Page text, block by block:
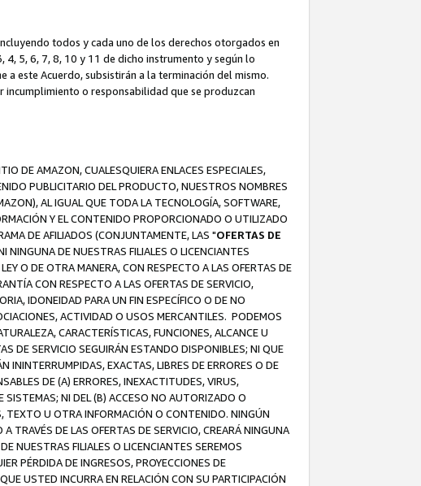
todos y cada uno de los derechos otorgados en
5, 6, 7, 8, 10 y 11 de dicho instrumento y según lo
este Acuerdo, subsistirán a la terminación del mismo.
incumplimiento o responsabilidad que se produzcan
DE AMAZON, CUALESQUIERA ENLACES ESPECIALES,
PUBLICITARIO DEL PRODUCTO, NUESTROS NOMBRES
AL IGUAL QUE TODA LA TECNOLOGÍA, SOFTWARE,
Y EL CONTENIDO PROPORCIONADO O UTILIZADO
DE AFILIADOS (CONJUNTAMENTE, LAS "OFERTAS DE
DE NUESTRAS FILIALES O LICENCIANTES
O DE OTRA MANERA, CON RESPECTO A LAS OFERTAS DE
CON RESPECTO A LAS OFERTAS DE SERVICIO,
IDONEIDAD PARA UN FIN ESPECÍFICO O DE NO
ACTIVIDAD O USOS MERCANTILES. PODEMOS
CARACTERÍSTICAS, FUNCIONES, ALCANCE U
DE SERVICIO SEGUIRÁN ESTANDO DISPONIBLES; NI QUE
EXACTAS, LIBRES DE ERRORES O DE
DE (A) ERRORES, INEXACTITUDES, VIRUS,
SISTEMAS; NI DEL (B) ACCESO NO AUTORIZADO O
TEXTO U OTRA INFORMACIÓN O CONTENIDO. NINGÚN
DE LAS OFERTAS DE SERVICIO, CREARÁ NINGUNA
NUESTRAS FILIALES O LICENCIANTES SEREMOS
PÉRDIDA DE INGRESOS, PROYECCIONES DE
USTED INCURRA EN RELACIÓN CON SU PARTICIPACIÓN